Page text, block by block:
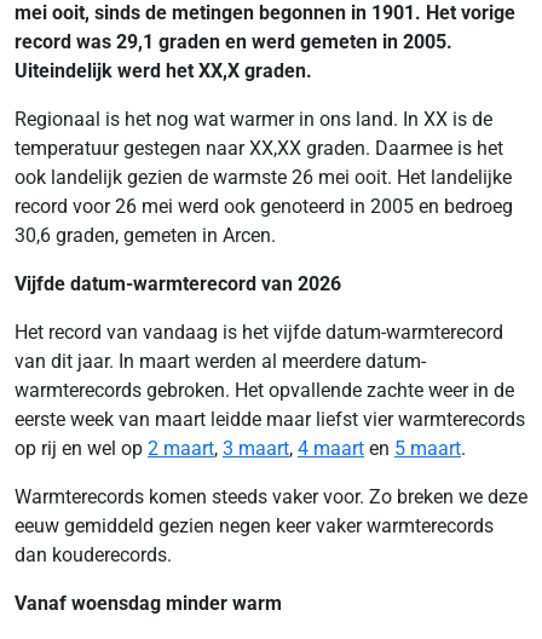
mei ooit, sinds de metingen begonnen in 1901. Het vorige
record was 29,1 graden en werd gemeten in 2005.
Uiteindelijk werd het XX,X graden.
Regionaal is het nog wat warmer in ons land. In XX is de
temperatuur gestegen naar XX,XX graden. Daarmee is het
ook landelijk gezien de warmste 26 mei ooit. Het landelijke
record voor 26 mei werd ook genoteerd in 2005 en bedroeg
30,6 graden, gemeten in Arcen.
Vijfde datum-warmterecord van 2026
Het record van vandaag is het vijfde datum-warmterecord
van dit jaar. In maart werden al meerdere datum-
warmterecords gebroken. Het opvallende zachte weer in de
eerste week van maart leidde maar liefst vier warmterecords
op rij en wel op 2 maart, 3 maart, 4 maart en 5 maart.
Warmterecords komen steeds vaker voor. Zo breken we deze
eeuw gemiddeld gezien negen keer vaker warmterecords
dan kouderecords.
Vanaf woensdag minder warm